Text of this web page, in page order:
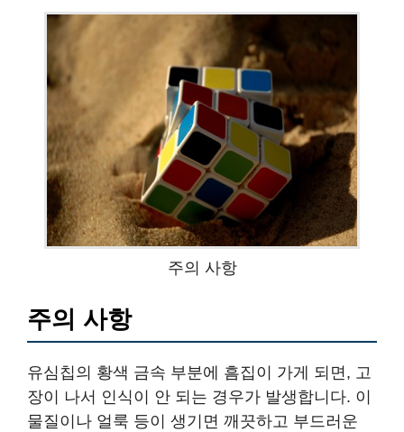
주의 사항
주의 사항
유심칩의 황색 금속 부분에 흠집이 가게 되면, 고
장이 나서 인식이 안 되는 경우가 발생합니다. 이
물질이나 얼룩 등이 생기면 깨끗하고 부드러운